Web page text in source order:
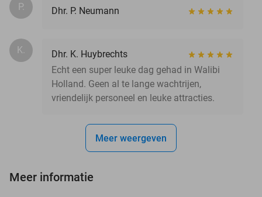
P. Dhr. P. Neumann
K.
Dhr. K. Huybrechts
Echt een super leuke dag gehad in Walibi
Holland. Geen al te lange wachtrijen,
vriendelijk personeel en leuke attracties.
Meer weergeven
Meer informatie